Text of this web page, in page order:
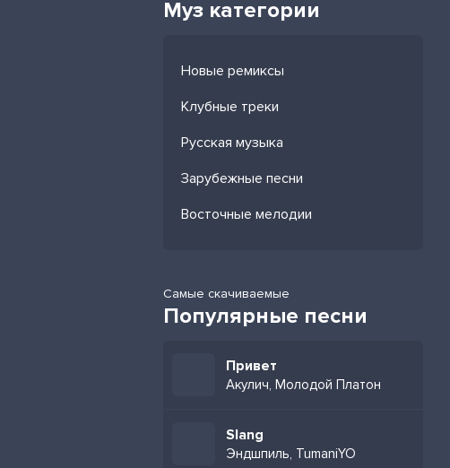
Муз категории
Новые ремиксы
Клубные треки
Русская музыка
Зарубежные песни
Восточные мелодии
Самые скачиваемые
Популярные песни
Привет
Акулич, Молодой Платон
Slang
Эндшпиль, TumaniYO